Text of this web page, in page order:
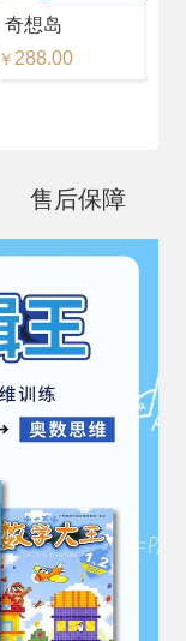
奇想岛
￥ 288.00
售后保障